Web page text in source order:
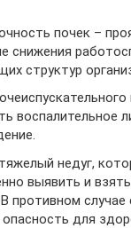
почек –
снижения
структур
воспалительное
недуг,
выявить и
противном случае
опасность для